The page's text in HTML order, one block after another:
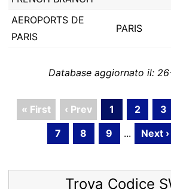
AEROPORTS DE
PARIS
PARIS
Database aggiornato il:
« First ‹ Prev 1 2 3
7
8 9 ... Next ›
Trova Codice